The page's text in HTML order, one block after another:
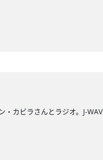
カビラさんとラジオ。J-